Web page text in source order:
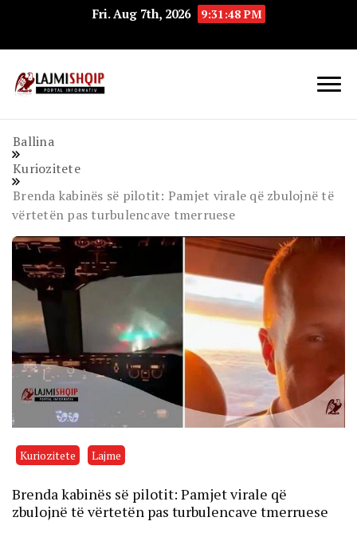
Fri. Aug 7th, 2026 9:31:49 PM
Ballina
Kuriozitete
Brenda kabinës së pilotit: Pamjet virale që zbulojnë të
vërtetën pas turbulencave tmerruese
Kuriozitete Lajme
Brenda kabinës së pilotit: Pamjet virale që
zbulojnë të vërtetën pas turbulencave tmerruese